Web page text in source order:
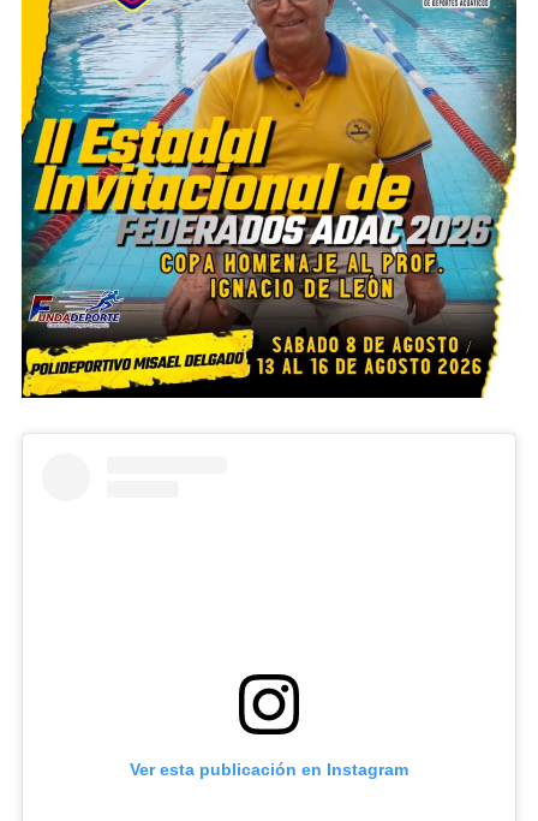
Ver esta publicación en Instagram